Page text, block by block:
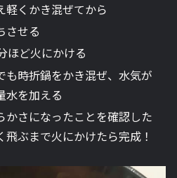
軽くかき混ぜてから
させる
ほど火にかける
も時折鍋をかき混ぜ、水気が
水を加える
かさになったことを確認した
ぶまで火にかけたら完成！